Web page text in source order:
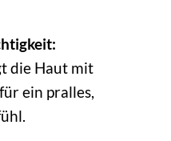
die Haut mit
ein pralles,